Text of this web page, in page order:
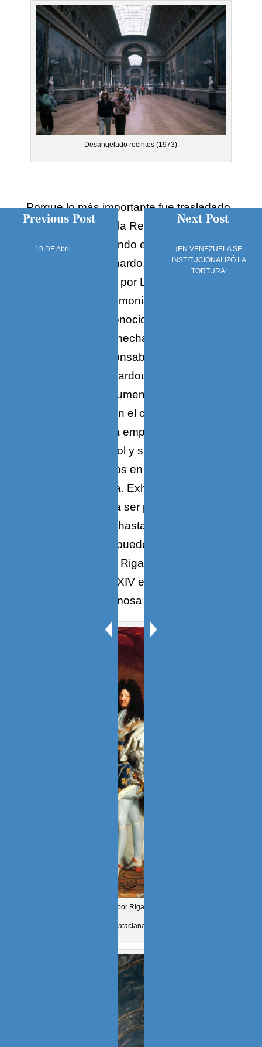
Desangelado recintos (1973)
Porque lo más importante fue trasladado
al Louvre durante la Revolución
Francesa destacando entre ellos la
Gioconda de Leonardo, la cual se dice
era muy admirada por Luis XIV. Entre
esos recintos ceremoniales es
particularmente conocida la Galería de
los Espejos, obra hecha entre 1678 y
1684 bajo la responsabilidad del
Arquitecto Jules Hardouin-Mansart
(1646-1708), monumento único a la
vanidad imperial en el cual la profusión
de dorados llega a empalagar, construida
para que el Rey Sol y sus cortesanos
lucieran sus atavíos en las fabulosas
fiestas de la época. Exhibición de sí
mismos que vino a ser propia del
protocolo imperial hasta los extremos de
la ridiculez, como puede verse en el
famoso cuadro de Rigaud que
representa a Luis XIV exhibiendo las
piernas como hermosa bataclana.
Luis_XIV de Francia por Rigaud (1638-1715), cual
bataclana.
Previous Post
19 DE Abril
Next Post
¡EN VENEZUELA SE
INSTITUCIONALIZÓ LA
TORTURA!